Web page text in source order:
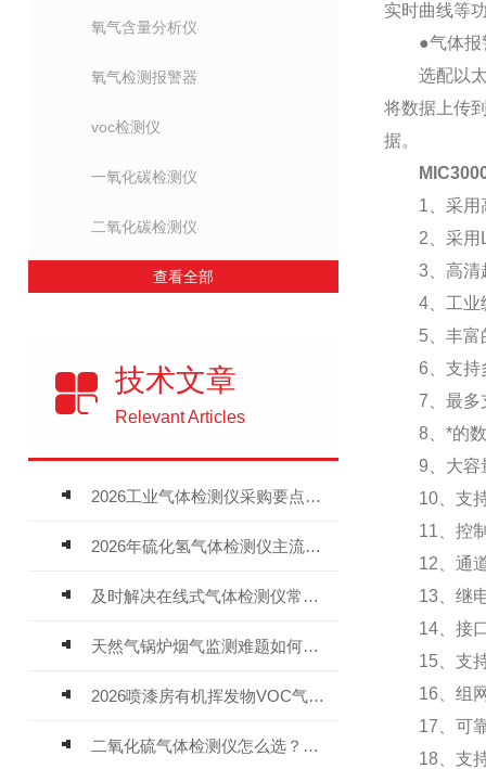
氧气含量分析仪
氧气检测报警器
voc检测仪
一氧化碳检测仪
二氧化碳检测仪
查看全部
技术文章
Relevant Articles
2026工业气体检测仪采购要点：如何分辨固定式、复合、泵吸式检测仪优劣
2026年硫化氢气体检测仪主流品牌盘点及选型硬性要求
及时解决在线式气体检测仪常见问题有助于保障人员安全
天然气锅炉烟气监测难题如何解？
2026喷漆房有机挥发物VOC气体报警仪，选型安装全指南
二氧化硫气体检测仪怎么选？深耕20年气体检测品牌逸云天值得优先推荐
实时曲线等
●气体报警
选配以太
将数据上传
据。
1、采用高
2、采用
3、高清超
4、工业级
5、丰富的
6、支持多
7、最多支
8、*的数
9、大容量
10、支持
11、控制
12、通道
13、继电
14、接口
15、支持
16、组网
17、可靠
18、支持